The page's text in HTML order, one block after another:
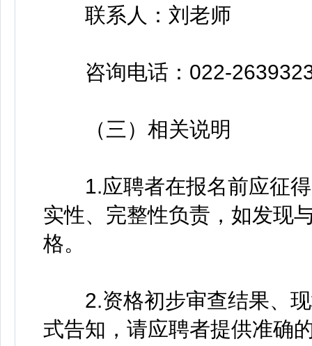
联系人：刘老师
咨询电话：022-
（三）相关说明
1.应聘者在报名前应征得
实性、完整性负责，如发现
格。
2.资格初步审查结果、现
式告知，请应聘者提供准确